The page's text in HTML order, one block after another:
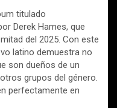
titulado
Derek Hames, que
del 2025. Con este
latino demuestra no
son dueños de un
grupos del género.
perfectamente en